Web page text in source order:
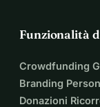
Funzionalità
Crowdfunding
Branding
Donazioni